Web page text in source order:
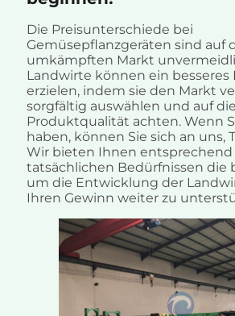
Die Preisunterschiede bei
Gemüsepflanzgeräten sind auf
umkämpften Markt
Landwirte können ein besseres
erzielen, indem sie den Markt
sorgfältig auswählen und auf die
Produktqualität achten. Wenn
haben, können Sie sich an uns,
Wir bieten Ihnen entsprechend
tatsächlichen Bedürfnissen die
um die Entwicklung der
Ihren Gewinn weiter zu